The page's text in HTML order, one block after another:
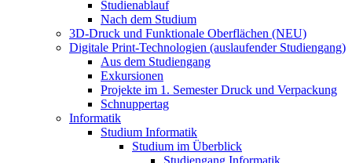
Studienablauf
Nach dem Studium
3D-Druck und Funktionale Oberflächen (NEU)
Digitale Print-Technologien (auslaufender Studiengang)
Aus dem Studiengang
Exkursionen
Projekte im 1. Semester Druck und Verpackung
Schnuppertag
Informatik
Studium Informatik
Studium im Überblick